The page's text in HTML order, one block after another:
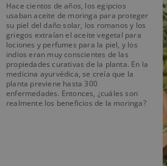
Hace cientos de años, los egipcios
usaban aceite de moringa para proteger
su piel del daño solar, los romanos y los
griegos extraían el aceite vegetal para
lociones y perfumes para la piel, y los
indios eran muy conscientes de las
propiedades curativas de la planta. En la
medicina ayurvédica, se creía que la
planta previene hasta 300
enfermedades. Entonces, ¿cuáles son
realmente los beneficios de la moringa?